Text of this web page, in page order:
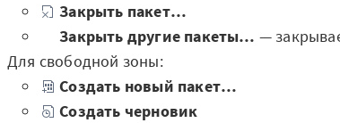
Закрыть пакет…
Закрыть другие пакеты… —
Для свободной зоны:
Создать новый пакет…
Создать черновик